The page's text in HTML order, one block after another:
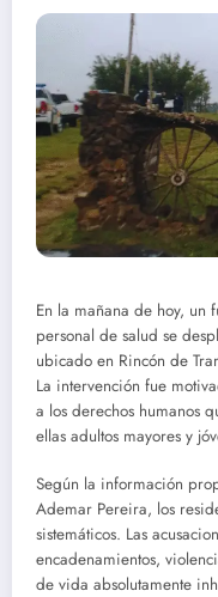
En la mañana de hoy,
personal de salud se
ubicado en Rincón de
La intervención fue
a los derechos humanos
ellas adultos mayores y
Según la información
Ademar Pereira, los
sistemáticos. Las
encadenamientos,
de vida absolutamente